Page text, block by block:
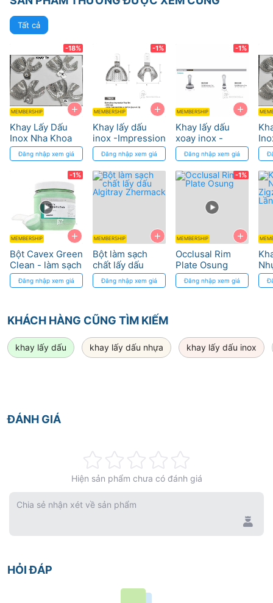
Tất cả
+
-18%
MEMBERSHIP
Khay Lấy Dấu
Inox Nha Khoa
Đăng nhập xem giá
+
-1%
MEMBERSHIP
Bột Cavex Green
Clean - làm sạch
khay lấy dấu
inox
Đăng nhập xem giá
+
-1%
MEMBERSHIP
Khay lấy dấu
inox -Impression
Tray(Nickel-
plated) TBEZ8
Osung
Đăng nhập xem giá
+
MEMBERSHIP
Bột làm sạch
chất lấy dấu
Algitray
Zhermack
Đăng nhập xem giá
+
-1%
MEMBERSHIP
Khay lấy dấu
xoay inox -
Impression Tray
SP tray (10ea)
Osung
Đăng nhập xem giá
+
-1%
MEMBERSHIP
Occlusal Rim
Plate Osung
Đăng nhập xem giá
Lần
KHÁCH HÀNG CŨNG TÌM KIẾM
khay lấy dấu khay lấy dấu nhựa khay lấy dấu inox
ĐÁNH GIÁ
0%
Hiện sản phẩm chưa có đánh giá
Chia sẻ nhận xét về sản phẩm
HỎI ĐÁP